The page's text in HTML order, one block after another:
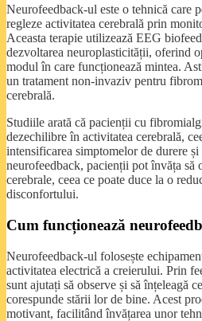
Neurofeedback-ul este o tehnică care
regleze activitatea cerebrală prin
Aceasta terapie utilizează EEG
dezvoltarea neuroplasticității, oferind
modul în care funcționează mintea.
un tratament non-invaziv pentru
cerebrală.
Studiile arată că pacienții cu
dezechilibre în activitatea cerebrală,
intensificarea simptomelor de durere
neurofeedback, pacienții pot învăța să
cerebrale, ceea ce poate duce la o
disconfortului.
Cum funcționează
Neurofeedback-ul folosește
activitatea electrică a creierului. Prin
sunt ajutați să observe și să înțeleagă
corespunde stării lor de bine. Acest
motivant, facilitând învățarea unor